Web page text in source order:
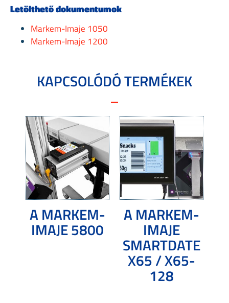
Letölthető dokumentumok
Markem-Imaje 1050
Markem-Imaje 1200
KAPCSOLÓDÓ TERMÉKEK
A MARKEM-
IMAJE 5800
A MARKEM-
IMAJE
SMARTDATE
X65 / X65-
128